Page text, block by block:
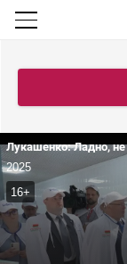
2025
16+